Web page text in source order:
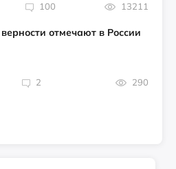
100 13211
отмечают в России
2 290